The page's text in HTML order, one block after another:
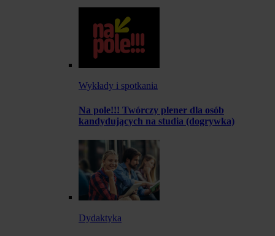
Wykłady i spotkania
Na pole!!! Twórczy plener dla osób
kandydujących na studia (dogrywka)
Dydaktyka